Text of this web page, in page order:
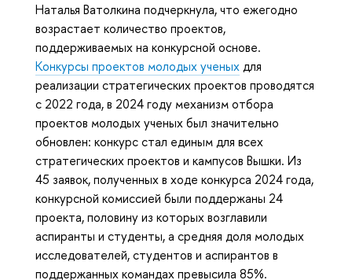
Наталья Ватолкина подчеркнула, что ежегодно
возрастает количество проектов,
поддерживаемых на конкурсной основе.
Конкурсы проектов молодых ученыхдля
реализации стратегических проектов проводятся
с 2022 года, в 2024 году механизм отбора
проектов молодых ученых был значительно
обновлен: конкурс стал единым для всех
стратегических проектов и кампусов Вышки. Из
45 заявок, полученных в ходе конкурса 2024 года,
конкурсной комиссией были поддержаны 24
проекта, половину из которых возглавили
аспиранты и студенты, а средняя доля молодых
исследователей, студентов и аспирантов в
поддержанных командах превысила 85%.